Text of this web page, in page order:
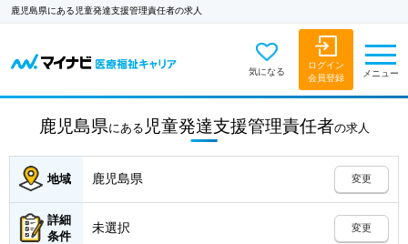
鹿児島県にある児童発達支援管理責任者の求人
気になる
ログイン
会員登録
メニュー
鹿児島県にある 児童発達支援管理責任者の求人
地域 鹿児島県 変更
詳細
条件
未選択 変更